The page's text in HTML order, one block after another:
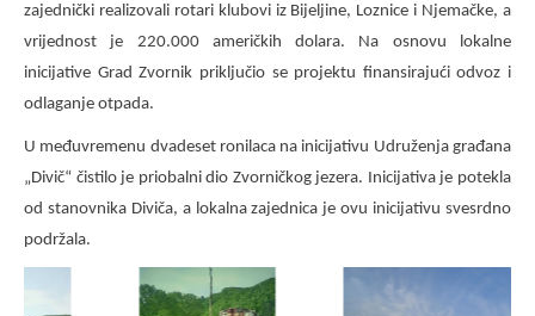
zajednički realizovali rotari klubovi iz Bijeljine, Loznice i Njemačke, a
vrijednost je 220.000 američkih dolara. Na osnovu lokalne
inicijative Grad Zvornik priključio se projektu finansirajući odvoz i
odlaganje otpada.
U međuvremenu dvadeset ronilaca na inicijativu Udruženja građana
„Divič“ čistilo je priobalni dio Zvorničkog jezera. Inicijativa je potekla
od stanovnika Diviča, a lokalna zajednica je ovu inicijativu svesrdno
podržala.